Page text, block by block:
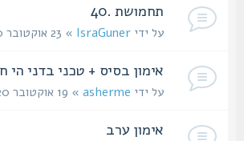
תחמושת .40
על ידיIsraGuner» 23 אוקטובר 2020, 07:29
אימון בסיס + טכני בדני הי חדרה
על ידיasherme» 19 אוקטובר 2020, 13:25
אימון ערב